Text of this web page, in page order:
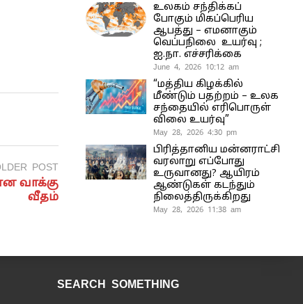
POST
வாக்கு
வீதம்
உலகம் சந்திக்கப்
போகும் மிகப்பெரிய
ஆபத்து – எமனாகும்
வெப்பநிலை உயர்வு ;
ஐ.நா. எச்சரிக்கை
June 4, 2026 10:12 am
“மத்திய கிழக்கில்
மீண்டும் பதற்றம் – உலக
சந்தையில் எரிபொருள்
விலை உயர்வு”
May 28, 2026 4:30 pm
பிரித்தானிய மன்னராட்சி
வரலாறு எப்போது
உருவானது? ஆயிரம்
ஆண்டுகள் கடந்தும்
நிலைத்திருக்கிறது
May 28, 2026 11:38 am
SEARCH SOMETHING